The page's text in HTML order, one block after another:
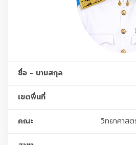
ชื่อ - นามสกุล
เขตพื่นที่
คณะ วิทยาศาสต